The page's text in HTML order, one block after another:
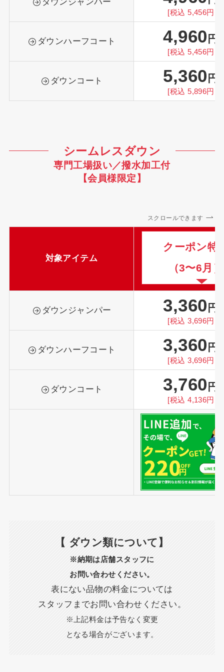
[税込 5,456円〜]
ダウンハーフコート 4,960 円
[税込 5,456円〜]
ダウンコート 5,360 円
[税込 5,896円〜]
シームレスダウン
専門工場扱い／撥水加工付
【会員様限定】
スクロールできます
対象アイテム
クーポン特
（3〜6月）
ダウンジャンパー 3,360 円
[税込 3,696円〜]
ダウンハーフコート 3,360 円
[税込 3,696円〜]
ダウンコート 3,760 円
[税込 4,136円〜]
【 ダウン類について】
※納期は店舗スタッフに
お問い合わせください。
表にない品物の料金については
スタッフまでお問い合わせください。
※上記料金は予告なく変更
となる場合がございます。